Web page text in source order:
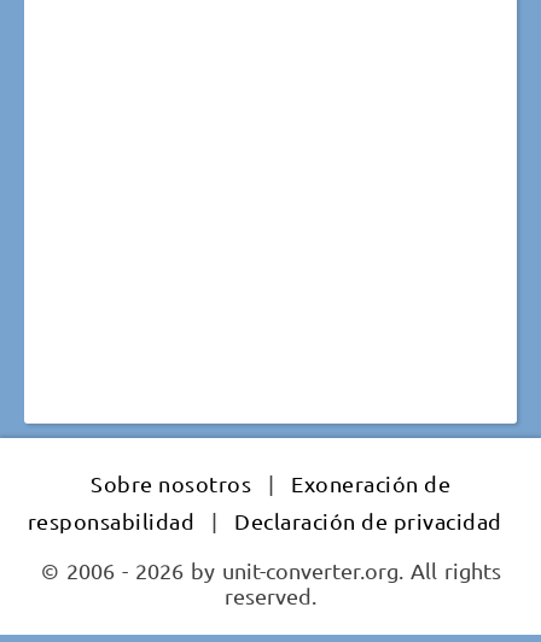
Sobre nosotros |
Exoneración de
responsabilidad
|
Declaración de privacidad
© 2006 - 2026 by unit-converter.org. All rights
reserved.